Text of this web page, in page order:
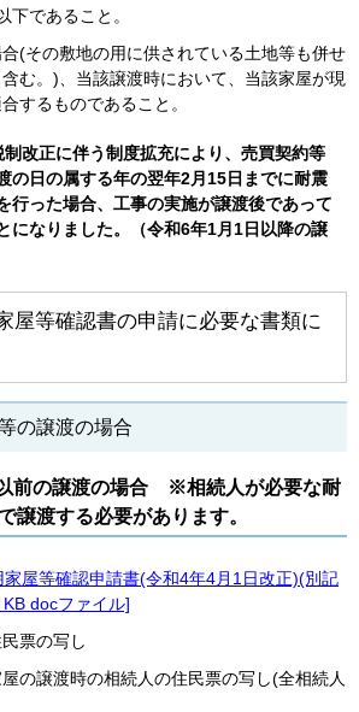
下であること。
(その敷地の用に供されている土地等も併せ
む。)、当該譲渡時において、当該家屋が現
するものであること。
制改正に伴う制度拡充により、売買契約等
の日の属する年の翌年2月15日までに耐震
行った場合、工事の実施が譲渡後であって
になりました。（令和6年1月1日以降の譲
屋等確認書の申請に必要な書類に
の譲渡の場合
前の譲渡の場合 ※相続人が必要な耐
譲渡する必要があります。
屋等確認申請書(令和4年4月1日改正)(別記
docファイル]
票の写し
の譲渡時の相続人の住民票の写し(全相続人